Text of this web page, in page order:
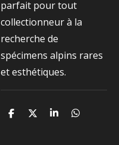
parfait pour tout
collectionneur à la
recherche de
spécimens alpins rares
et esthétiques.
P
P
P
P